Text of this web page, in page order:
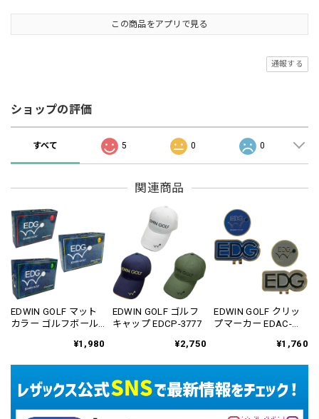
この商品をアプリで見る
通報する
ショップの評価
すべて 5 0 0
関連商品
EDWIN GOLF マット
カラー ゴルフボール
¥1,980
EDWIN GOLF ゴルフ
キャップ EDCP-3777
¥2,750
EDWIN GOLF クリッ
プマーカー EDAC-
¥1,760